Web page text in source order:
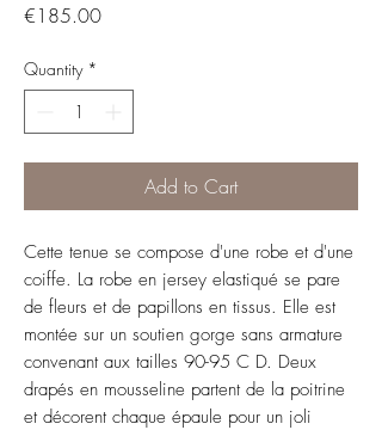
€185.00Price
Quantity *
Add to Cart
Cette tenue se compose d'une robe et d'une
coiffe. La robe en jersey elastiqué se pare
de fleurs et de papillons en tissus. Elle est
montée sur un soutien gorge sans armature
convenant aux tailles 90-95 C D. Deux
drapés en mousseline partent de la poitrine
et décorent chaque épaule pour un joli